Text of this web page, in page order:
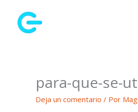
contenido
para-que-se-
Deja un comentario / Por